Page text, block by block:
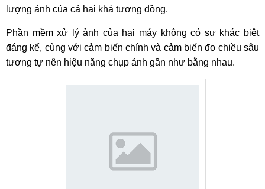
lượng ảnh của cả hai khá tương đồng.
Phần mềm xử lý ảnh của hai máy không có sự khác biệt
đáng kể, cùng với cảm biến chính và cảm biến đo chiều sâu
tương tự nên hiệu năng chụp ảnh gần như bằng nhau.